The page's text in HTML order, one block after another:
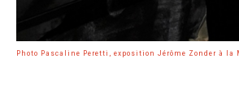
Photo Pascaline Peretti, exposition Jérôme Zonder à la